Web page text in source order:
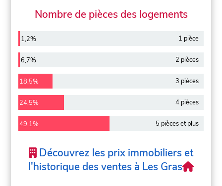
Nombre de pièces des logements
1,2% 1 pièce
6,7% 2 pièces
18,5% 3 pièces
24,5% 4 pièces
49,1% 5 pièces et plus
Découvrez les prix immobiliers et
l'historique des ventes à Les Gras